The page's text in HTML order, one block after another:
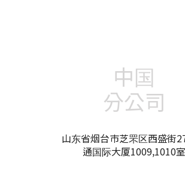
中国
分公司
山东省烟台市芝罘区西盛街
通国际大厦1009,1010室